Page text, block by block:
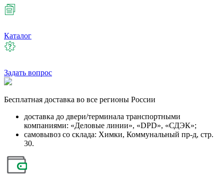
Каталог
Задать вопрос
Бесплатная доставка во все регионы России
доставка до двери/терминала транспортными
компаниями: «Деловые линии», «DPD», «СДЭК»;
самовывоз со склада: Химки, Коммунальный пр-д, стр.
30.